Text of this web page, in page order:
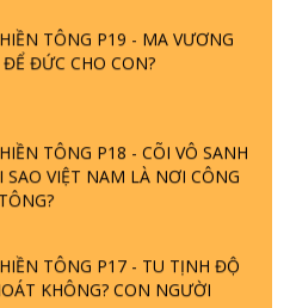
ĐỂ ĐỨC CHO CON?
SAO VIỆT NAM LÀ NƠI CÔNG
KHÔNG? CON NGƯỜI